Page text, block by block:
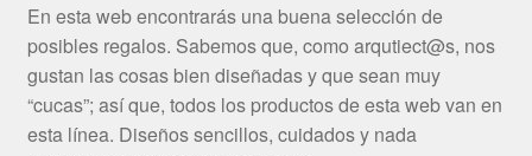
En esta web encontrarás una buena selección de
posibles regalos. Sabemos que, como arqutiect@s, nos
gustan las cosas bien diseñadas y que sean muy
“cucas”; así que, todos los productos de esta web van en
esta línea. Diseños sencillos, cuidados y nada